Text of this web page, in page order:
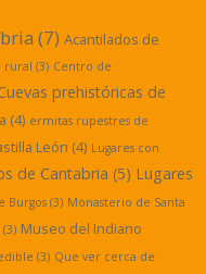
(7) Acantilados de
rural (3) Centro de
prehistóricas de
(4) ermitas rupestres de
León (4) Lugares con
de Cantabria (5) Lugares
Burgos (3) Monasterio de Santa
(3) Museo del Indiano
(3) Que ver cerca de